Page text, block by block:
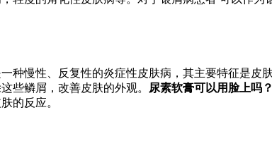
慢性、反复性的炎症性皮肤病，其主要特征是皮
些鳞屑，改善皮肤的外观。
尿素软膏可以用脸上吗？
的反应。